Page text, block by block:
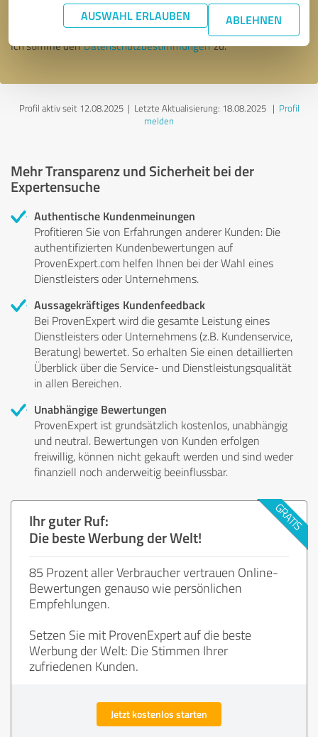
AUSWAHL ERLAUBEN ABLEHNEN
Nachricht senden
Ich stimme denDatenschutzbestimmungenzu.
Profil aktiv seit 12.08.2025 | Letzte Aktualisierung: 18.08.2025| Profil
melden
Mehr Transparenz und Sicherheit bei der
Expertensuche
Authentische Kundenmeinungen
Profitieren Sie von Erfahrungen anderer Kunden: Die
authentifizierten Kundenbewertungen auf
ProvenExpert.com helfen Ihnen bei der Wahl eines
Dienstleisters oder Unternehmens.
Aussagekräftiges Kundenfeedback
Bei ProvenExpert wird die gesamte Leistung eines
Dienstleisters oder Unternehmens (z.B. Kundenservice,
Beratung) bewertet. So erhalten Sie einen detaillierten
Überblick über die Service- und Dienstleistungsqualität
in allen Bereichen.
Unabhängige Bewertungen
ProvenExpert ist grundsätzlich kostenlos, unabhängig
und neutral. Bewertungen von Kunden erfolgen
freiwillig, können nicht gekauft werden und sind weder
finanziell noch anderweitig beeinflussbar.
Ihr guter Ruf:
Die beste Werbung der Welt!
85 Prozent aller Verbraucher vertrauen Online-
Bewertungen genauso wie persönlichen
Empfehlungen.
Setzen Sie mit ProvenExpert auf die beste
Werbung der Welt: Die Stimmen Ihrer
zufriedenen Kunden.
Jetzt kostenlos starten